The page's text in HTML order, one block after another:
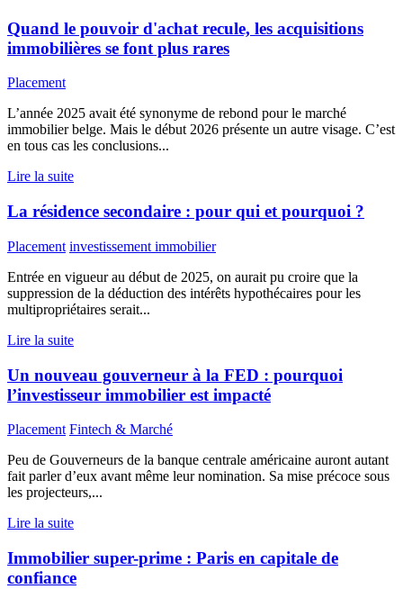
Quand le pouvoir d'achat recule, les acquisitions
immobilières se font plus rares
Placement
L’année 2025 avait été synonyme de rebond pour le marché
immobilier belge. Mais le début 2026 présente un autre visage. C’est
en tous cas les conclusions...
Lire la suite
La résidence secondaire : pour qui et pourquoi ?
Placement investissement immobilier
Entrée en vigueur au début de 2025, on aurait pu croire que la
suppression de la déduction des intérêts hypothécaires pour les
multipropriétaires serait...
Lire la suite
Un nouveau gouverneur à la FED : pourquoi
l’investisseur immobilier est impacté
Placement Fintech & Marché
Peu de Gouverneurs de la banque centrale américaine auront autant
fait parler d’eux avant même leur nomination. Sa mise précoce sous
les projecteurs,...
Lire la suite
Immobilier super-prime : Paris en capitale de
confiance